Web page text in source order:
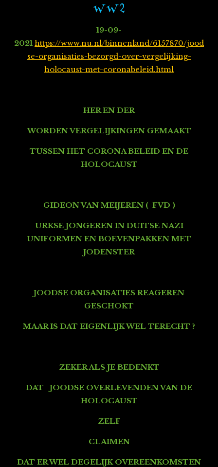
W W 2
19-09-
2021 https://www.nu.nl/binnenland/6157870/jood
se-organisaties-bezorgd-over-vergelijking-
holocaust-met-coronabeleid.html
HER EN DER
WORDEN VERGELIJKINGEN GEMAAKT
TUSSEN HET CORONA BELEID EN DE
HOLOCAUST
GIDEON VAN MEIJEREN ( FVD )
URKSE JONGEREN IN DUITSE NAZI
UNIFORMEN EN BOEVENPAKKEN MET
JODENSTER
JOODSE ORGANISATIES REAGEREN
GESCHOKT
MAAR IS DAT EIGENLIJK WEL TERECHT ?
ZEKER ALS JE BEDENKT
DAT JOODSE OVERLEVENDEN VAN DE
HOLOCAUST
ZELF
CLAIMEN
DAT ER WEL DEGELIJK OVEREENKOMSTEN